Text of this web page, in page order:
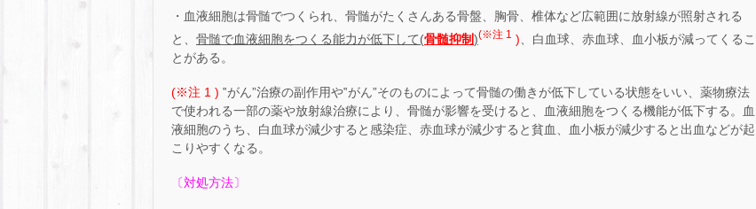
・血液細胞は骨髄でつくられ、骨髄がたくさんある骨盤、胸骨、椎体など広範囲に放射線が照射される
と、 骨髄で血液細胞をつくる能力が低下して(骨髄抑制)(※注 1 ) 、白血球、赤血球、血小板が減ってくるこ
とがある。
(※注 1 ) ‟がん”治療の副作用や‟がん”そのものによって骨髄の働きが低下している状態をいい、薬物療法
で使われる一部の薬や放射線治療により、骨髄が影響を受けると、血液細胞をつくる機能が低下する。血
液細胞のうち、白血球が減少すると感染症、赤血球が減少すると貧血、血小板が減少すると出血などが起
こりやすくなる。
〔対処方法〕